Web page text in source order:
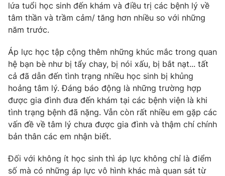
Phim VTV
Hậu trường
Nhân vật
Khán giả
Giải sao mai
Giải trí
Âm nhạc
Sao
Đời sống
Du lịch
Làm đẹp
Chất lượng cuộc sống
Giáo dục
Tuyển sinh
Học trực tuyến
Công nghệ
Hitech Công nghệ tương lai
Thị trường
Giao lưu trực tuyến
Lịch phát sóng
lứa tuổi học sinh đến khám và điều trị các bệnh lý về
tâm thần và trầm cảm/ tăng hơn nhiều so với những
năm trước.
Áp lực học tập cộng thêm những khúc mắc trong quan
hệ bạn bè như bị tẩy chay, bị nói xấu, bị bắt nạt... tất
cả đã dẫn đến tình trạng nhiều học sinh bị khủng
hoảng tâm lý. Đáng báo động là những trường hợp
được gia đình đưa đến khám tại các bệnh viện là khi
tình trạng bệnh đã nặng. Vẫn còn rất nhiều em gặp các
vấn đề về tâm lý chưa được gia đình và thậm chí chính
bản thân các em nhận biết.
Đối với không ít học sinh thì áp lực không chỉ là điểm
số mà có những áp lực vô hình khác mà quan sát từ